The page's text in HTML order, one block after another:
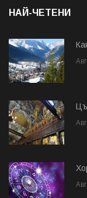
НАЙ-ЧЕТЕНИ